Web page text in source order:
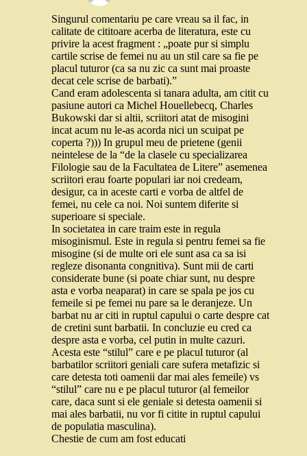
Singurul comentariu pe care vreau sa il fac, in
calitate de cititoare acerba de literatura, este cu
privire la acest fragment : „poate pur si simplu
cartile scrise de femei nu au un stil care sa fie pe
placul tuturor (ca sa nu zic ca sunt mai proaste
decat cele scrise de barbati).”
Cand eram adolescenta si tanara adulta, am citit cu
pasiune autori ca Michel Houellebecq, Charles
Bukowski dar si altii, scriitori atat de misogini
incat acum nu le-as acorda nici un scuipat pe
coperta ?))) In grupul meu de prietene (genii
neintelese de la “de la clasele cu specializarea
Filologie sau de la Facultatea de Litere” asemenea
scriitori erau foarte populari iar noi credeam,
desigur, ca in aceste carti e vorba de altfel de
femei, nu cele ca noi. Noi suntem diferite si
superioare si speciale.
In societatea in care traim este in regula
misoginismul. Este in regula si pentru femei sa fie
misogine (si de multe ori ele sunt asa ca sa isi
regleze disonanta congnitiva). Sunt mii de carti
considerate bune (si poate chiar sunt, nu despre
asta e vorba neaparat) in care se spala pe jos cu
femeile si pe femei nu pare sa le deranjeze. Un
barbat nu ar citi in ruptul capului o carte despre cat
de cretini sunt barbatii. In concluzie eu cred ca
despre asta e vorba, cel putin in multe cazuri.
Acesta este “stilul” care e pe placul tuturor (al
barbatilor scriitori geniali care sufera metafizic si
care detesta toti oamenii dar mai ales femeile) vs
“stilul” care nu e pe placul tuturor (al femeilor
care, daca sunt si ele geniale si detesta oamenii si
mai ales barbatii, nu vor fi citite in ruptul capului
de populatia masculina).
Chestie de cum am fost educati